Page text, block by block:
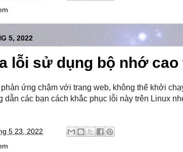
5, 2022
lỗi sử dụng bộ nhớ cao
phản ứng chậm với trang web, không thể khởi
dẫn các bạn cách khắc phục lỗi này trên Linux
5 23, 2022